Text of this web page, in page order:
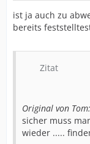
ist ja auch zu
bereits
Zitat
Original von Tom:
sicher muss
wieder .....